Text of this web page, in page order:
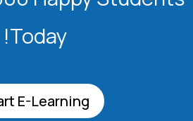
Today!
E-Learning